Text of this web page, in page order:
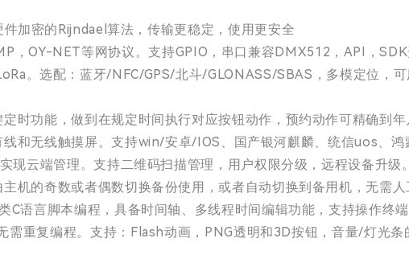
加密的Rijndael算法，传输更稳定，使用更安全
OY-NET等网协议。支持GPIO，串口兼容DMX512，API，SDK
。选配：蓝牙/NFC/GPS/北斗/GLONASS/SBAS，多模定位，
功能，做到在规定时间执行对应按钮动作，预约动作可精确到年
和无线触摸屏。支持win/安卓/IOS、国产银河麒麟、统信uos、鸿
云端管理。支持二维码扫描管理，用户权限分级，远程设备升级。
机的奇数或者偶数切换备份使用，或者自动切换到备用机，无需人
语言脚本编程，具备时间轴、多线程时间编辑功能，支持操作终
重复编程。支持：Flash动画，PNG透明和3D按钮，音量/灯光